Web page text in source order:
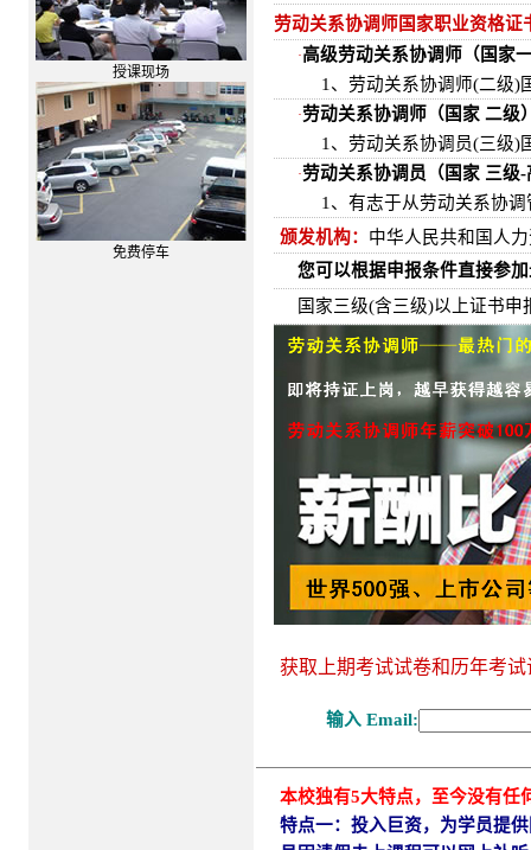
授课现场
免费停车
劳动关系协调师国家职业资格证
·高级劳动关系协调师（国家
1、劳动关系协调师(二级)
·劳动关系协调师（国家 二级
1、劳动关系协调员(三级)
·劳动关系协调员（国家 三级-
1、 有志于从劳动关系协
颁发机构： 中华人民共和国人
您可以根据申报条件直接参
国家三级(含三级)以上证书
获取上期考试试卷和历年考试
本校独有5大特点，至今没有任
特点一：投入巨资，为学员提